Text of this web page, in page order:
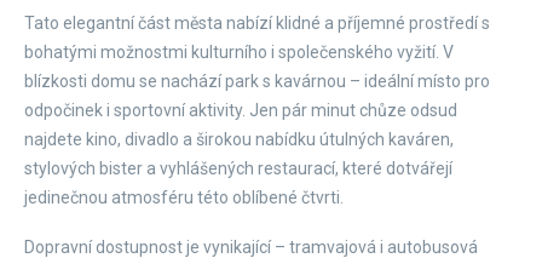
Tato elegantní část města nabízí klidné a příjemné prostředí s
bohatými možnostmi kulturního i společenského vyžití. V
blízkosti domu se nachází park s kavárnou – ideální místo pro
odpočinek i sportovní aktivity. Jen pár minut chůze odsud
najdete kino, divadlo a širokou nabídku útulných kaváren,
stylových bister a vyhlášených restaurací, které dotvářejí
jedinečnou atmosféru této oblíbené čtvrti.
Dopravní dostupnost je vynikající – tramvajová i autobusová